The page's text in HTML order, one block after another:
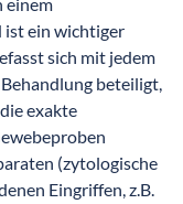
ist ein wichtiger
sich mit jedem
beteiligt,
exakte
(zytologische
Eingriffen, z.B.